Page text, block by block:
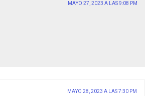
MAYO 27, 2023 A LAS 9:08 PM
MAYO 28, 2023 A LAS 7:30 PM